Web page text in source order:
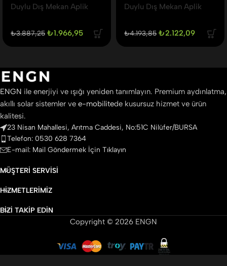
Duylu Dış Mekan Aplik
₺3.887,25 ₺1.966,95
Duylu Dış Mekan Aplik
₺4.193,85 ₺2.122,09
ENGN ile enerjiyi ve ışığı yeniden tanımlayın. Premium aydınlatma,
akıllı solar sistemler ve e-mobilitede kusursuz hizmet ve ürün
kalitesi.
23 Nisan Mahallesi, Arıtma Caddesi, No:51C Nilüfer/BURSA
Telefon: 0530 628 7364
E-mail: Mail Göndermek İçin Tıklayın
MÜŞTERI SERVISI
HIZMETLERIMIZ
BIZI TAKIP EDIN
Copyright © 2026 ENGN